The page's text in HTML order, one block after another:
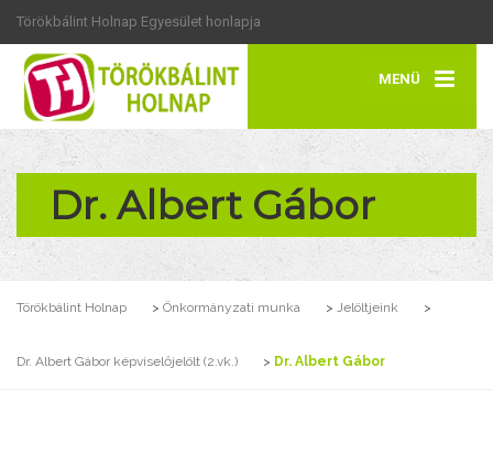
Törökbálint Holnap Egyesület honlapja
MENÜ
Dr. Albert Gábor
Törökbálint Holnap > Önkormányzati munka > Jelöltjeink >
Dr. Albert Gábor képviselőjelölt (2.vk.) > Dr. Albert Gábor